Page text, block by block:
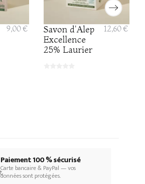
9,00 €
Savon d'Alep
Excellence
25% Laurier
12,60 €
Paiement 100 % sécurisé
Carte bancaire & PayPal — vos
données sont protégées.